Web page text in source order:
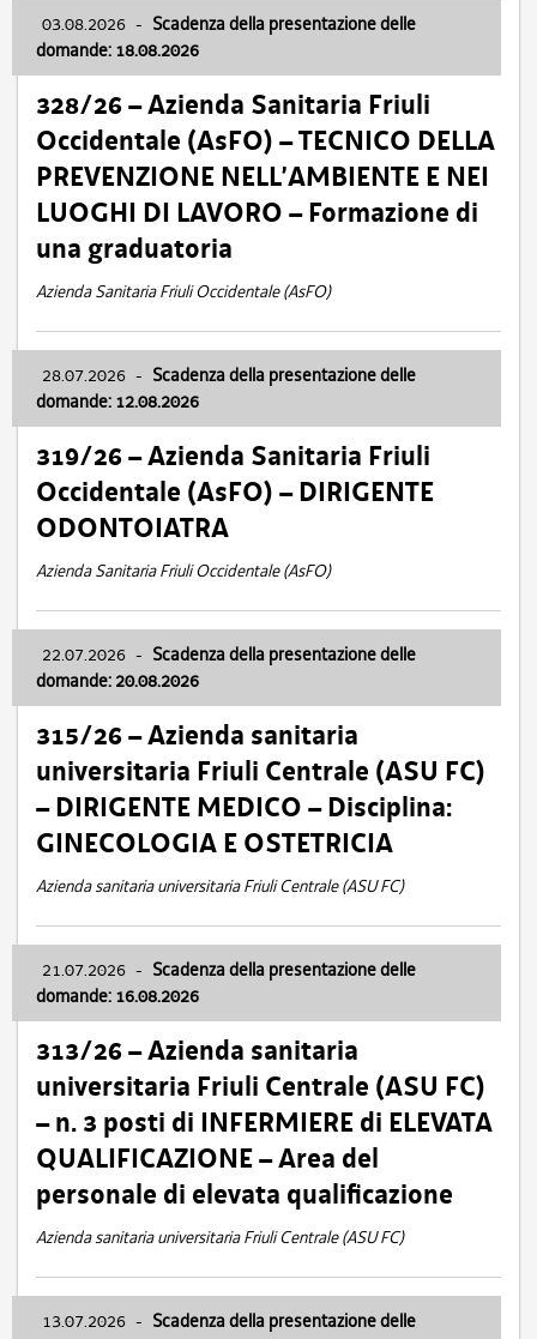
03.08.2026 - Scadenza della presentazione delle
domande: 18.08.2026
328/26 – Azienda Sanitaria Friuli
Occidentale (AsFO) – TECNICO DELLA
PREVENZIONE NELL’AMBIENTE E NEI
LUOGHI DI LAVORO – Formazione di
una graduatoria
Azienda Sanitaria Friuli Occidentale (AsFO)
28.07.2026 - Scadenza della presentazione delle
domande: 12.08.2026
319/26 – Azienda Sanitaria Friuli
Occidentale (AsFO) – DIRIGENTE
ODONTOIATRA
Azienda Sanitaria Friuli Occidentale (AsFO)
22.07.2026 - Scadenza della presentazione delle
domande: 20.08.2026
315/26 – Azienda sanitaria
universitaria Friuli Centrale (ASU FC)
– DIRIGENTE MEDICO – Disciplina:
GINECOLOGIA E OSTETRICIA
Azienda sanitaria universitaria Friuli Centrale (ASU FC)
21.07.2026 - Scadenza della presentazione delle
domande: 16.08.2026
313/26 – Azienda sanitaria
universitaria Friuli Centrale (ASU FC)
– n. 3 posti di INFERMIERE di ELEVATA
QUALIFICAZIONE – Area del
personale di elevata qualificazione
Azienda sanitaria universitaria Friuli Centrale (ASU FC)
13.07.2026 - Scadenza della presentazione delle